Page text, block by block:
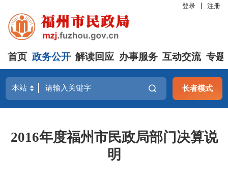
登录 注册
首页 政务公开 解读回应 办事服务 互动交流 专题
长者模式
2016年度福州市民政局部门决算说
明